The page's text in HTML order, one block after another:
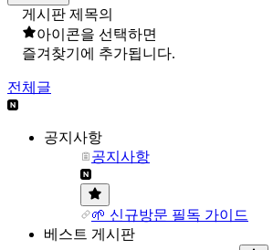
게시판 제목의
아이콘을 선택하면
즐겨찾기에 추가됩니다.
전체글
공지사항
공지사항
🌱 신규방문 필독 가이드
베스트 게시판